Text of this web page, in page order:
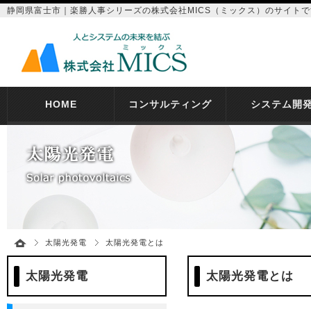
静岡県富士市｜楽勝人事シリーズの株式会社MICS（ミックス）のサイト
HOME コンサルティング システム開
太陽光発電 太陽光発電とは
太陽光発電とは
太陽光発電